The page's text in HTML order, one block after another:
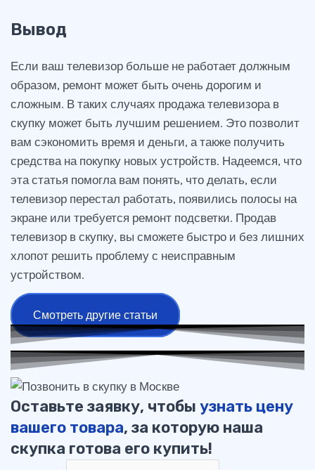
Вывод
Если ваш телевизор больше не работает должным
образом, ремонт может быть очень дорогим и
сложным. В таких случаях продажа телевизора в
скупку может быть лучшим решением. Это позволит
вам сэкономить время и деньги, а также получить
средства на покупку новых устройств. Надеемся, что
эта статья помогла вам понять, что делать, если
телевизор перестал работать, появились полосы на
экране или требуется ремонт подсветки. Продав
телевизор в скупку, вы сможете быстро и без лишних
хлопот решить проблему с неисправным
устройством.
Смотреть другие статьи
Оставьте заявку, чтобы узнать цену
вашего товара, за которую наша
скупка готова его купить!